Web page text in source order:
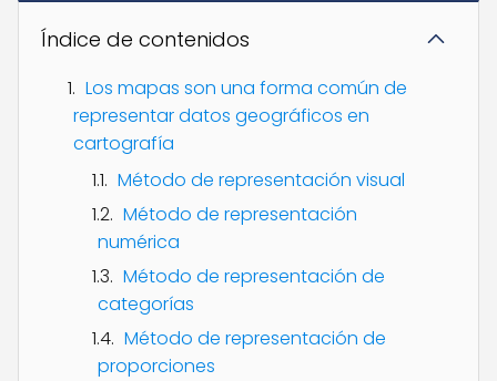
Índice de contenidos
Los mapas son una forma común de
representar datos geográficos en
cartografía
Método de representación visual
Método de representación
numérica
Método de representación de
categorías
Método de representación de
proporciones